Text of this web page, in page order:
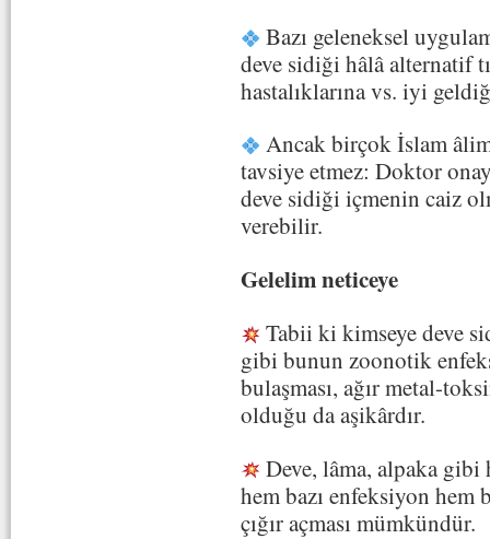
Bazı geleneksel
deve sidiği hâlâ alternatif
hastalıklarına vs. iyi
Ancak birçok İslam
tavsiye etmez: Doktor
deve sidiği içmenin caiz
verebilir.
Gelelim neticeye
Tabii ki kimseye deve
gibi bunun zoonotik
bulaşması, ağır metal-
olduğu da aşikârdır.
Deve, lâma, alpaka
hem bazı enfeksiyon hem
çığır açması mümkündür.